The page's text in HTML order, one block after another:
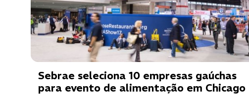
Sebrae seleciona 10 empresas gaúchas
para evento de alimentação em Chicago